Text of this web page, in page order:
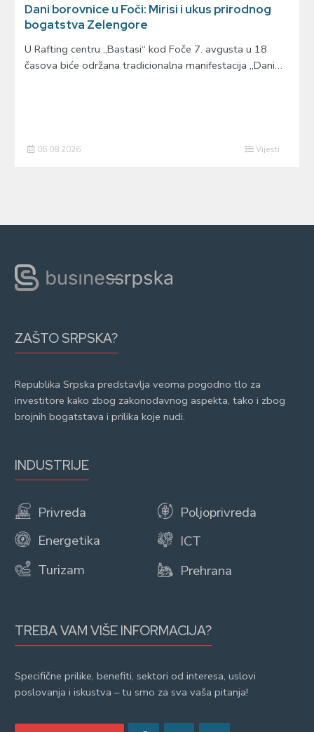
Dani borovnice u Foči: Mirisi i ukus prirodnog
bogatstva Zelengore
U Rafting centru „Bastasi“ kod Foče 7. avgusta u 18
časova biće održana tradicionalna manifestacija „Dani…
06.08.2026 Vijesti
ZAŠTO SRPSKA?
Republika Srpska predstavlja veoma pogodno tlo za
investitore kako zbog zakonodavnog aspekta, tako i zbog
brojnih bogatstava i prilika koje nudi.
INDUSTRIJE
Privreda
Energetika
Turizam
Poljoprivreda
ICT
Prehrana
TREBA VAM VIŠE INFORMACIJA?
Specifične prilike, benefiti, sektori od interesa, uslovi
poslovanja i iskustva – tu smo za sva vaša pitanja!